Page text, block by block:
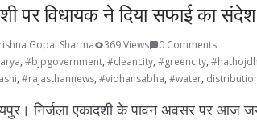
पर विधायक ने दिया सफाई का संदेश
Gopal Sharma 369 Views
0 Comments
, #bjpgovernment, #cleancity, #greencity,
, #rajasthannews, #vidhansabha, #water,
निर्जला एकादशी के पावन अवसर पर आज